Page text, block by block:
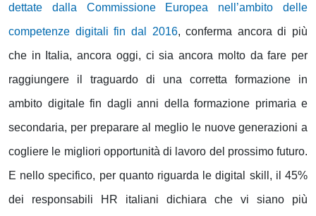
dettate dalla Commissione Europea nell’ambito delle
competenze digitali fin dal 2016, conferma ancora di più
che in Italia, ancora oggi, ci sia ancora molto da fare per
raggiungere il traguardo di una corretta formazione in
ambito digitale fin dagli anni della formazione primaria e
secondaria, per preparare al meglio le nuove generazioni a
cogliere le migliori opportunità di lavoro del prossimo futuro.
E nello specifico, per quanto riguarda le digital skill, il 45%
dei responsabili HR italiani dichiara che vi siano più